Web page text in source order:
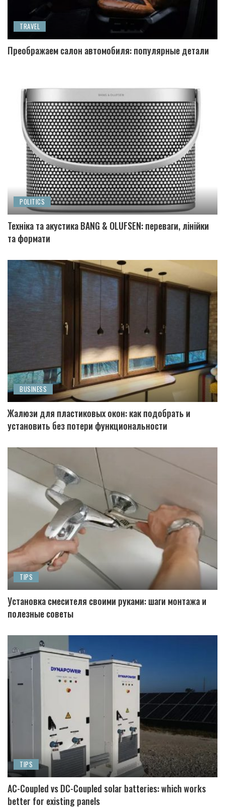
TRAVEL
Преображаем салон автомобиля: популярные детали
POLITICS
Техніка та акустика BANG & OLUFSEN: переваги, лінійки
та формати
BUSINESS
Жалюзи для пластиковых окон: как подобрать и
установить без потери функциональности
TIPS
Установка смесителя своими руками: шаги монтажа и
полезные советы
TIPS
AC-Coupled vs DC-Coupled solar batteries: which works
better for existing panels